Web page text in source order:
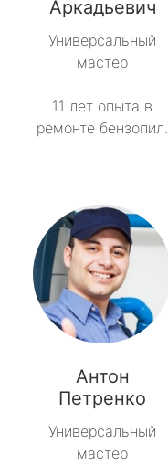
Аркадьевич
Универсальный
мастер
11 лет опыта в
ремонте бензопил.
Антон
Петренко
Универсальный
мастер